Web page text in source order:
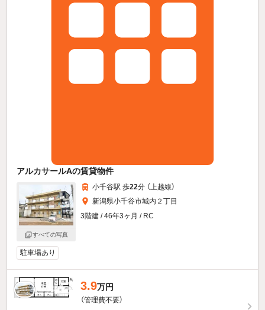
アルカサールAの賃貸物件
すべての写真
小千谷駅 歩22分 （上越線）
新潟県小千谷市城内２丁目
3階建 / 46年3ヶ月 / RC
駐車場あり
3.9万円
（管理費不要）